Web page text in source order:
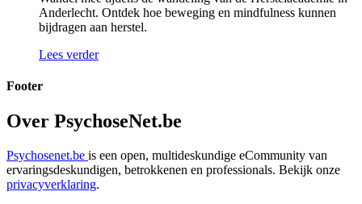
Anderlecht. Ontdek hoe beweging en mindfulness kunnen
bijdragen aan herstel.
Lees verder
Footer
Over PsychoseNet.be
Psychosenet.be is een open, multideskundige eCommunity van
ervaringsdeskundigen, betrokkenen en professionals. Bekijk onze
privacyverklaring.